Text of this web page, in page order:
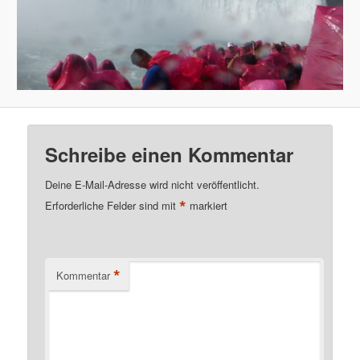
Schreibe einen Kommentar
Deine E-Mail-Adresse wird nicht veröffentlicht.
Erforderliche Felder sind mit* markiert
Kommentar *